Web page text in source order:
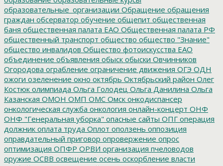
образовательные_организации Обращение обращения
граждан обсерватор обучение общепит общественная
баня общественная палата ЕАО Общественная палата РФ
общественный транспорт общество общество "Знание"
общество инвалидов Общество фотоискусства ЕАО
объединение объявления обыск обыски Овчинников
Огородова ограбление ограничение движения ОГЭ ОДН
ожоги озеленение окно октябрь Октябрьский район Олег
Костюк олимпиада Ольга Голодец Ольга Данилина Ольга
Казанская ОМОН ОМП ОМС Омск онкодиспансер
онкологическая служба онкология онлайн-концерт ОНФ
ОНФ "Генеральная уборка" опасные сайты ОПГ операция
должник оплата труда Оплот оползень оппозиция
оправдательный приговор опровержение опрос
оптимизация ОПФР ОРВИ организация пчеловодов
оружие ОСВВ освещение осень оскорбление власти